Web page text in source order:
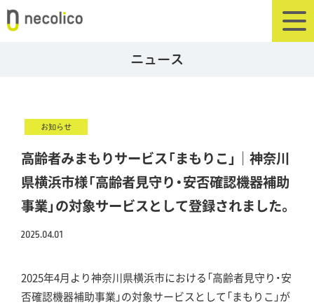
ニュース
お知らせ
高齢者みまもりサービス「まもりこ」｜神奈川
県横浜市様「高齢者見守り・安否確認機器補助
事業」の対象サービスとして登録されました。
2025.04.01
2025年4月より神奈川県横浜市における「高齢者見守り・安
否確認機器補助事業」の対象サービスとして「まもりこ」が